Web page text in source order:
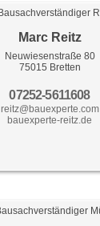
Marc Reitz
Neuwiesenstraße 80
75015 Bretten
07252-5611608
reitz@bauexperte.com
bauexperte-reitz.de